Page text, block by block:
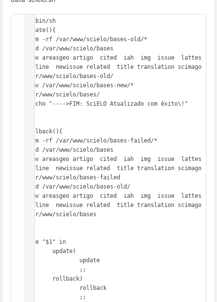
#!/bin/sh
update(){
medline  newissue related  title translation scimago
/var/www/scielo/bases-old/
/var/www/scielo/bases/
rollback(){
medline  newissue related  title translation scimago
/var/www/scielo/bases-failed
medline  newissue related  title translation scimago
/var/www/scielo/bases
case "$1" in